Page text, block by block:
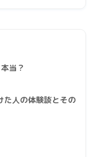
当？
た人の体験談とその